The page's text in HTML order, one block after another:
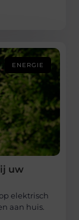
ENERGIE
uw
elektrisch
aan huis.